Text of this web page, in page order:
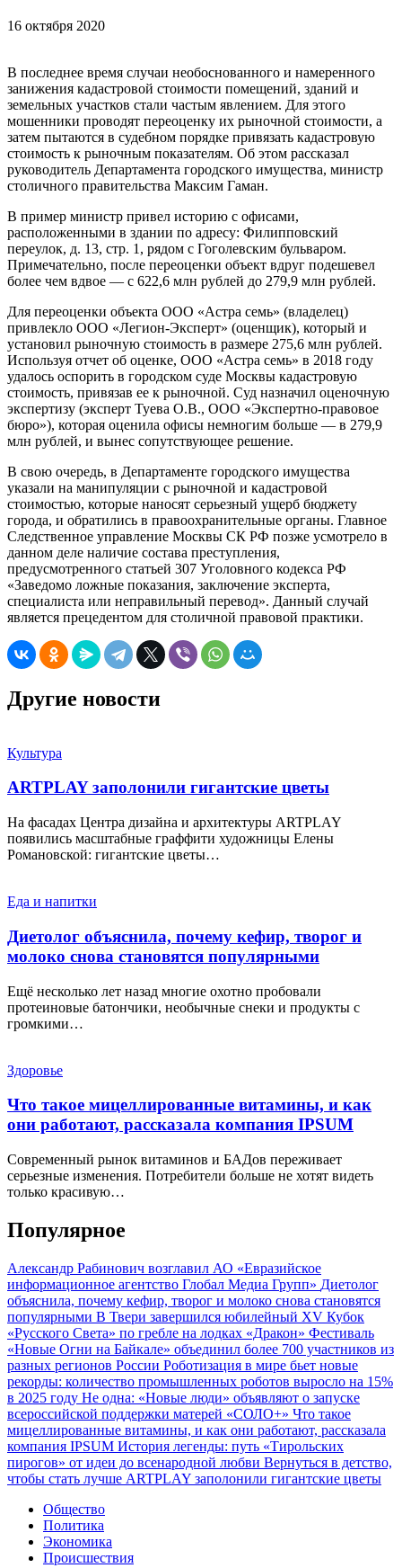
16 октября 2020
В последнее время случаи необоснованного и намеренного
занижения кадастровой стоимости помещений, зданий и
земельных участков стали частым явлением. Для этого
мошенники проводят переоценку их рыночной стоимости, а
затем пытаются в судебном порядке привязать кадастровую
стоимость к рыночным показателям. Об этом рассказал
руководитель Департамента городского имущества, министр
столичного правительства Максим Гаман.
В пример министр привел историю с офисами,
расположенными в здании по адресу: Филипповский
переулок, д. 13, стр. 1, рядом с Гоголевским бульваром.
Примечательно, после переоценки объект вдруг подешевел
более чем вдвое — с 622,6 млн рублей до 279,9 млн рублей.
Для переоценки объекта ООО «Астра семь» (владелец)
привлекло ООО «Легион-Эксперт» (оценщик), который и
установил рыночную стоимость в размере 275,6 млн рублей.
Используя отчет об оценке, ООО «Астра семь» в 2018 году
удалось оспорить в городском суде Москвы кадастровую
стоимость, привязав ее к рыночной. Суд назначил оценочную
экспертизу (эксперт Туева О.В., ООО «Экспертно-правовое
бюро»), которая оценила офисы немногим больше — в 279,9
млн рублей, и вынес сопутствующее решение.
В свою очередь, в Департаменте городского имущества
указали на манипуляции с рыночной и кадастровой
стоимостью, которые наносят серьезный ущерб бюджету
города, и обратились в правоохранительные органы. Главное
Следственное управление Москвы СК РФ позже усмотрело в
данном деле наличие состава преступления,
предусмотренного статьей 307 Уголовного кодекса РФ
«Заведомо ложные показания, заключение эксперта,
специалиста или неправильный перевод». Данный случай
является прецедентом для столичной правовой практики.
Другие новости
Культура
ARTPLAY заполонили гигантские цветы
На фасадах Центра дизайна и архитектуры ARTPLAY
появились масштабные граффити художницы Елены
Романовской: гигантские цветы…
Еда и напитки
Диетолог объяснила, почему кефир, творог и
молоко снова становятся популярными
Ещё несколько лет назад многие охотно пробовали
протеиновые батончики, необычные снеки и продукты с
громкими…
Здоровье
Что такое мицеллированные витамины, и как
они работают, рассказала компания IPSUM
Современный рынок витаминов и БАДов переживает
серьезные изменения. Потребители больше не хотят видеть
только красивую…
Популярное
Александр Рабинович возглавил АО «Евразийское
информационное агентство Глобал Медиа Групп» Диетолог
объяснила, почему кефир, творог и молоко снова становятся
популярными В Твери завершился юбилейный XV Кубок
«Русского Света» по гребле на лодках «Дракон» Фестиваль
«Новые Огни на Байкале» объединил более 700 участников из
разных регионов России Роботизация в мире бьет новые
рекорды: количество промышленных роботов выросло на 15%
в 2025 году Не одна: «Новые люди» объявляют о запуске
всероссийской поддержки матерей «СОЛО+» Что такое
мицеллированные витамины, и как они работают, рассказала
компания IPSUM История легенды: путь «Тирольских
пирогов» от идеи до всенародной любви Вернуться в детство,
чтобы стать лучше ARTPLAY заполонили гигантские цветы
Общество
Политика
Экономика
Происшествия